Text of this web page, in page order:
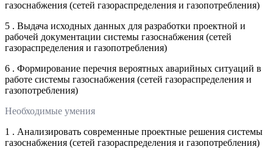
газоснабжения (сетей газораспределения и газопотребления)
5 . Выдача исходных данных для разработки проектной и
рабочей документации системы газоснабжения (сетей
газораспределения и газопотребления)
6 . Формирование перечня вероятных аварийных ситуаций в
работе системы газоснабжения (сетей газораспределения и
газопотребления)
Необходимые умения
1 . Анализировать современные проектные решения системы
газоснабжения (сетей газораспределения и газопотребления)